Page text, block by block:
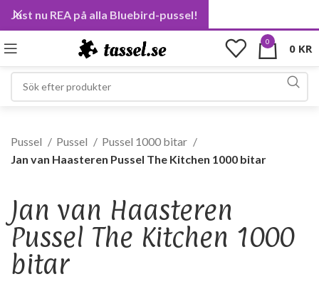
0 0 KR
Pussel Pussel
Pussel 1000 bitar
Jan van Haasteren Pussel The Kitchen 1000 bitar
Jan van Haasteren
Pussel The Kitchen 1000
bitar
Just nu REA på alla Bluebird-pussel!